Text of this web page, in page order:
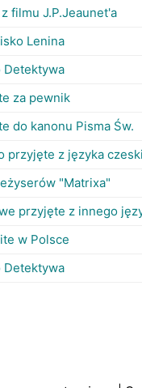
filmu J.P.Jeaunet'a
Lenina
Detektywa
za pewnik
do kanonu Pisma Św.
przyjęte z języka
"Matrixa"
przyjęte z innego
w Polsce
Detektywa